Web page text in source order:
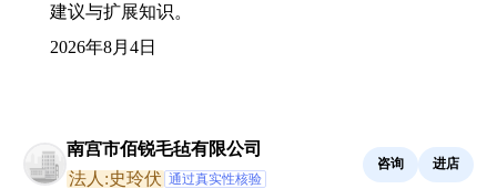
建议与扩展知识。
2026年8月4日
南宫市佰锐毛毡有限公司
法人:史玲伏 通过真实性核验
咨询 进店